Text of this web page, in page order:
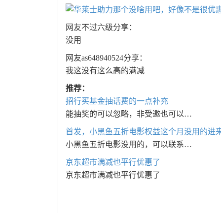
网友不过六级分享：
没用
网友as648940524分享：
我这没有这么高的满减
推荐：
招行买基金抽话费的一点补充
能抽奖的可以忽略，非受邀也可以…
首发，小黑鱼五折电影权益这个月没用的进
小黑鱼五折电影没用的，可以联系…
京东超市满减也平行优惠了
京东超市满减也平行优惠了